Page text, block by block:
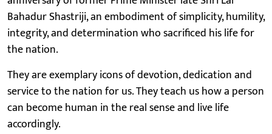
Bahadur Shastriji, an embodiment of simplicity, humility,
integrity, and determination who sacrificed his life for
the nation.
They are exemplary icons of devotion, dedication and
service to the nation for us. They teach us how a person
can become human in the real sense and live life
accordingly.